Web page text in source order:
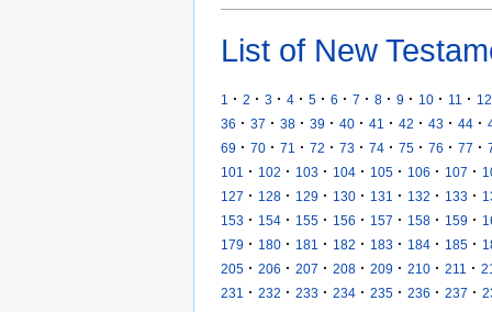
List of New
1 · 2 · 3 · 4 · 5 · 6 · 7 · 8 · 9 · 10 · 11 · 12
36 · 37 · 38 · 39 · 40 · 41 · 42 · 43 · 44 ·
69 · 70 · 71 · 72 · 73 · 74 · 75 · 76 · 77 ·
101
· 102 · 103 · 104 · 105 · 106 · 107 ·
127 · 128 · 129 · 130 · 131 · 132 · 133 ·
153 · 154 · 155 · 156 · 157 · 158 · 159 ·
179 · 180 · 181 · 182 · 183 · 184 · 185 ·
205 · 206 · 207 · 208 · 209 · 210 · 211 ·
231
· 232 · 233 · 234 · 235 · 236 · 237 ·